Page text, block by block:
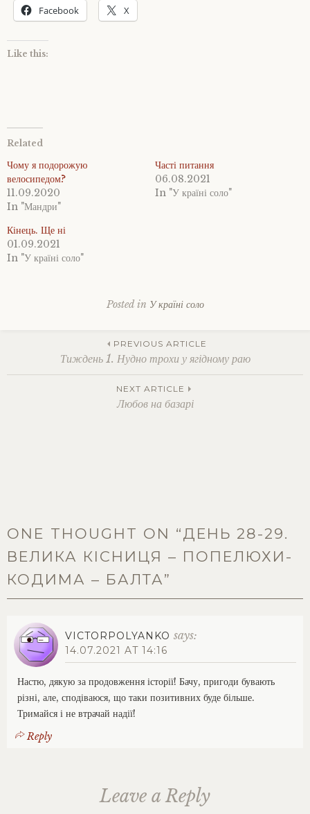
Facebook X
Like this:
Related
Чому я подорожую
велосипедом?
11.09.2020
In "Мандри"
Часті питання
06.08.2021
In "У країні соло"
Кінець. Ще ні
01.09.2021
In "У країні соло"
Posted in У країні соло
велоподорожі
велосипедна
navigation
PREVIOUS ARTICLE
Тиждень 1. Нудно трохи у ягідному раю
NEXT ARTICLE
Любов на базарі
ONE THOUGHT ON “ДЕНЬ 28-29.
ВЕЛИКА КІСНИЦЯ – ПОПЕЛЮХИ-
КОДИМА – БАЛТА”
VICTORPOLYANKO says:
14.07.2021 AT 14:16
Настю, дякую за продовження історії! Бачу, пригоди бувають
різні, але, сподіваюся, що таки позитивних буде більше.
Тримайся і не втрачай надії!
Reply
Leave a Reply